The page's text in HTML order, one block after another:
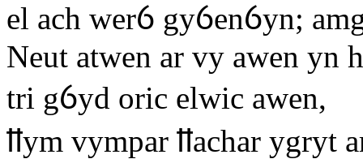
el ach werỽ gyỽenỽyn;
Neut atwen ar vy awen yn
tri gỽyd oric elwic awen,
ỻym vympar ỻachar ygryt